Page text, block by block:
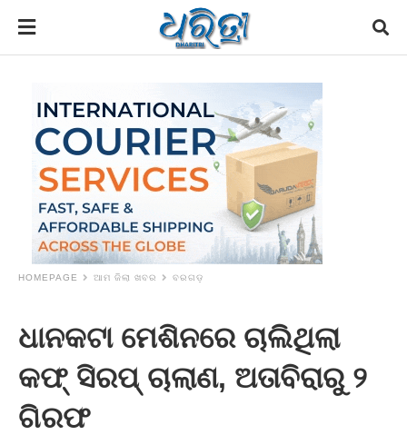
HOMEPAGE ଆମ ଜିଲା ଖବର ବରଗଡ଼
ଧାନକଟା ମେଶିନରେ ଚାଲିଥିଲା
କଫ୍ ସିରପ୍ ଚାଲାଣ, ଅତାବିରାରୁ ୨
ଗିରଫ